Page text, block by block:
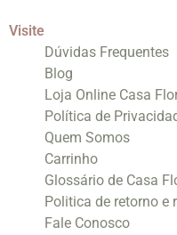
Visite
Dúvidas Frequentes
Blog
Loja Online Casa
Política de
Quem Somos
Carrinho
Glossário de Casa
Politica de retorno e
Fale Conosco